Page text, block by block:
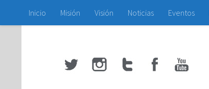
Saltar al contenido
Inicio Misión Visión Noticias Eventos